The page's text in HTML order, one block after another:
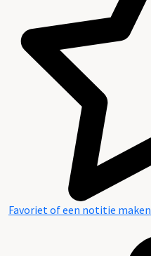
Favoriet of een notitie maken